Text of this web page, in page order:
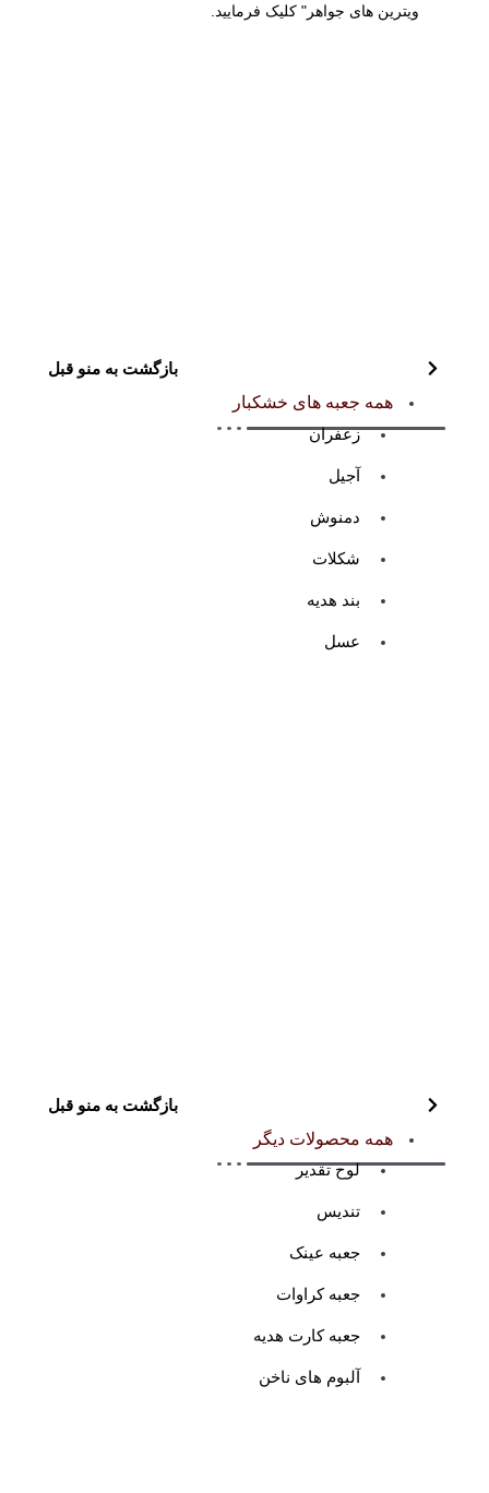
ویترین های جواهر" کلیک فرمایید.
بازگشت به منو قبل
همه جعبه های خشکبار
زعفران
آجیل
دمنوش
شکلات
بند هدیه
عسل
بازگشت به منو قبل
همه محصولات دیگر
لوح تقدیر
تندیس
جعبه عینک
جعبه کراوات
جعبه کارت هدیه
آلبوم های ناخن